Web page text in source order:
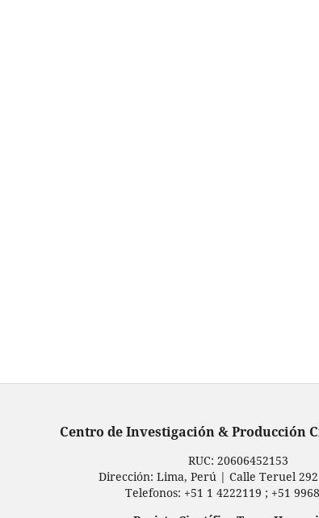
Centro de Investigación & Producción
RUC: ‬20606452153‪
Dirección: Lima, Perú | Calle Teruel
Telefonos: +51 1 4222119 ; +51